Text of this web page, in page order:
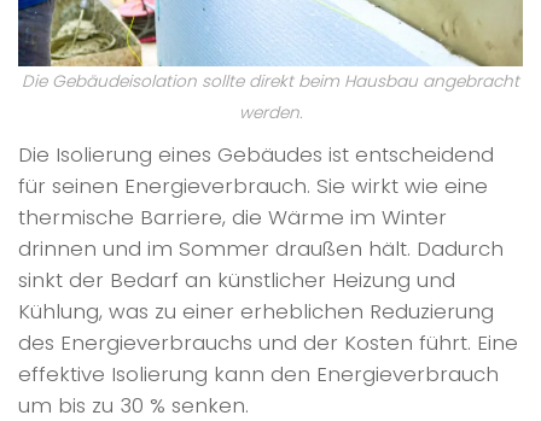
Die Gebäudeisolation sollte direkt beim Hausbau angebracht
werden.
Die Isolierung eines Gebäudes ist entscheidend
für seinen Energieverbrauch. Sie wirkt wie eine
thermische Barriere, die Wärme im Winter
drinnen und im Sommer draußen hält. Dadurch
sinkt der Bedarf an künstlicher Heizung und
Kühlung, was zu einer erheblichen Reduzierung
des Energieverbrauchs und der Kosten führt. Eine
effektive Isolierung kann den Energieverbrauch
um bis zu 30 % senken.